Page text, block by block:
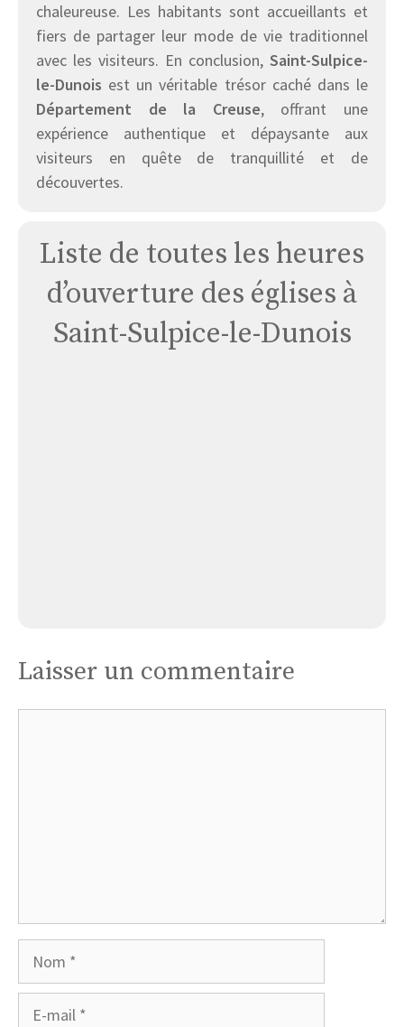
chaleureuse. Les habitants sont accueillants et
fiers de partager leur mode de vie traditionnel
avec les visiteurs. En conclusion, Saint-Sulpice-
le-Dunois est un véritable trésor caché dans le
Département de la Creuse, offrant une
expérience authentique et dépaysante aux
visiteurs en quête de tranquillité et de
découvertes.
Liste de toutes les heures
d’ouverture des églises à
Saint-Sulpice-le-Dunois
Laisser un commentaire